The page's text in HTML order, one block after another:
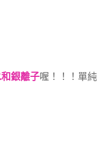
銀離子喔！！！單